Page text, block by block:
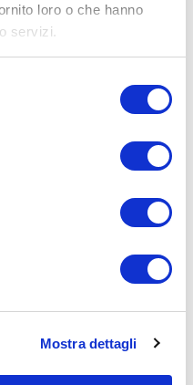
loro o che hanno
servizi.
Mostra dettagli